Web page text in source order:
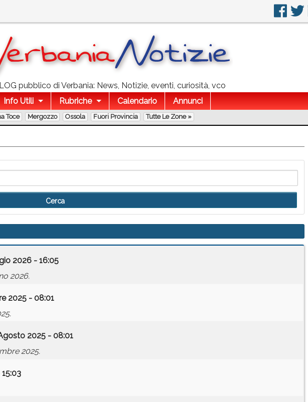
pubblico di Verbania: News, Notizie, eventi, curiosità, vco
Info Utili Rubriche Calendario Annunci
Toce Mergozzo Ossola Fuori Provincia Tutte Le Zone »
2026 - 16:05
2026.
2025 - 08:01
2025 - 08:01
2025.